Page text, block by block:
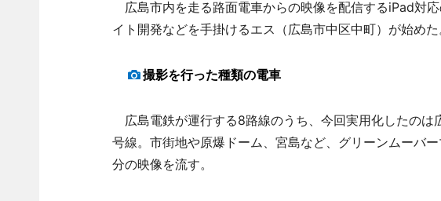
広島市内を走る路面電車からの映像を配信するiPad対
イト開発などを手掛けるエス（広島市中区中町）が始めた
撮影を行った種類の電車
広島電鉄が運行する8路線のうち、今回実用化したのは
号線。市街地や原爆ドーム、宮島など、グリーンムーバ
分の映像を流す。